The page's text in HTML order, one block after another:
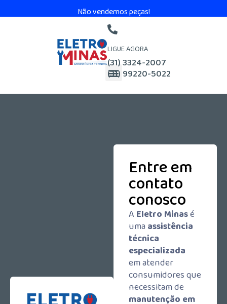
Não vendemos peças!
LIGUE AGORA
(31) 3324-2007
(31) 99220-5022
Entre em
contato
conosco
A Eletro Minasé
umaassistência
técnica
especializada
em atender
consumidores que
necessitam de
manutenção em